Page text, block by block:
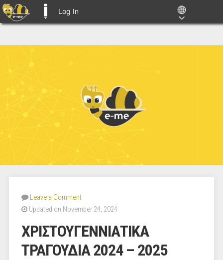
Log In
Leave a Comment
Updated on November 24, 2024
ΧΡΙΣΤΟΥΓΕΝΝΙΑΤΙΚΑ
ΤΡΑΓΟΥΔΙΑ 2024 – 2025